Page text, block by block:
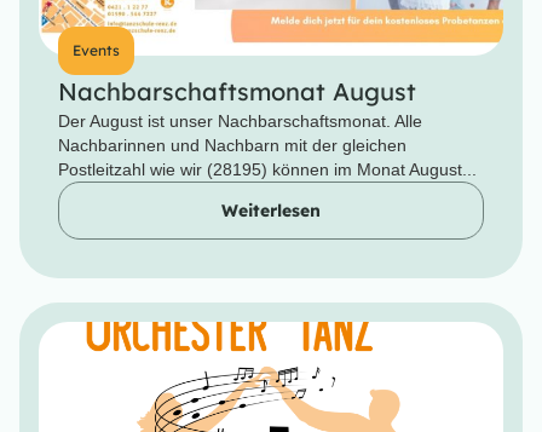
Events
Nachbarschaftsmonat August
Der August ist unser Nachbarschaftsmonat. Alle
Nachbarinnen und Nachbarn mit der gleichen
Postleitzahl wie wir (28195) können im Monat August...
Weiterlesen